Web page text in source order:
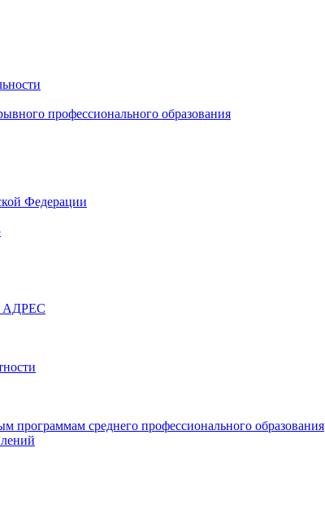
программам среднего профессионального образования